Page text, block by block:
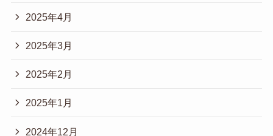
2025年4月
2025年3月
2025年2月
2025年1月
2024年12月